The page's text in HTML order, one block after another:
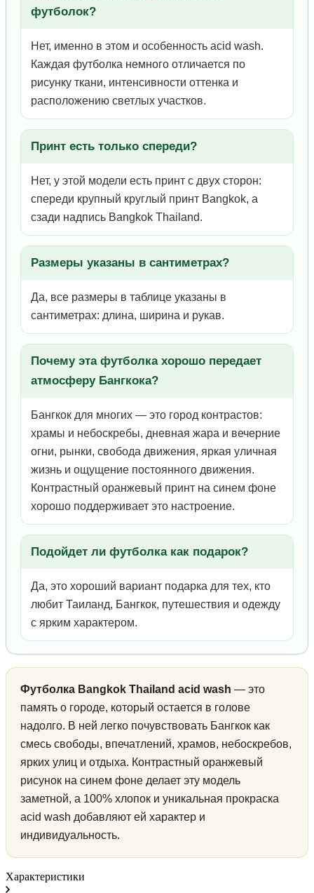
футболок?
Нет, именно в этом и особенность acid wash.
Каждая футболка немного отличается по
рисунку ткани, интенсивности оттенка и
расположению светлых участков.
Принт есть только спереди?
Нет, у этой модели есть принт с двух сторон:
спереди крупный круглый принт Bangkok, а
сзади надпись Bangkok Thailand.
Размеры указаны в сантиметрах?
Да, все размеры в таблице указаны в
сантиметрах: длина, ширина и рукав.
Почему эта футболка хорошо передает
атмосферу Бангкока?
Бангкок для многих — это город контрастов:
храмы и небоскребы, дневная жара и вечерние
огни, рынки, свобода движения, яркая уличная
жизнь и ощущение постоянного движения.
Контрастный оранжевый принт на синем фоне
хорошо поддерживает это настроение.
Подойдет ли футболка как подарок?
Да, это хороший вариант подарка для тех, кто
любит Таиланд, Бангкок, путешествия и одежду
с ярким характером.
Футболка Bangkok Thailand acid wash — это
память о городе, который остается в голове
надолго. В ней легко почувствовать Бангкок как
смесь свободы, впечатлений, храмов, небоскребов,
ярких улиц и отдыха. Контрастный оранжевый
рисунок на синем фоне делает эту модель
заметной, а 100% хлопок и уникальная прокраска
acid wash добавляют ей характер и
индивидуальность.
Характеристики